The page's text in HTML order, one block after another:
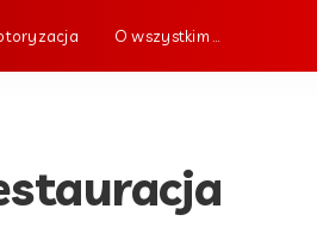
O wszystkim …